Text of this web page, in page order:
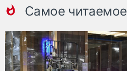
Самое читаемое